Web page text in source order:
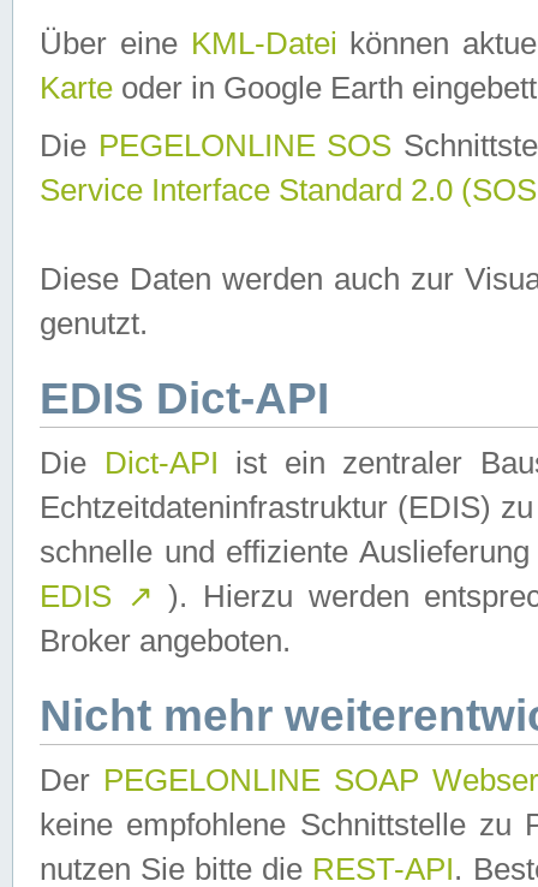
Über eine KML-Datei können
Karte oder in Google Earth
Die PEGELONLINE SOS
Service Interface Standard 2.0
Diese Daten werden auch zur
genutzt.
EDIS Dict-API
Die Dict-API ist ein zentraler
Echtzeitdateninfrastruktur (EDIS)
schnelle und effiziente
EDIS ↗ ). Hierzu werden
Broker angeboten.
Nicht mehr
Der PEGELONLINE SOAP
keine empfohlene Schnittstelle zu
nutzen Sie bitte die REST-API.